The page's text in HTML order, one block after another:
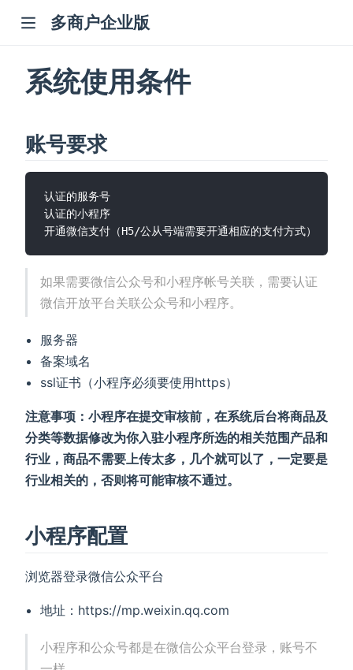
多商户企业版
系统使用条件
账号要求
认证的服务号
认证的小程序
如果需要微信公众号和小程序帐号关联，需要认证
微信开放平台关联公众号和小程序。
服务器
备案域名
ssl证书（小程序必须要使用https）
注意事项：小程序在提交审核前，在系统后台将商品及
分类等数据修改为你入驻小程序所选的相关范围产品和
行业，商品不需要上传太多，几个就可以了，一定要是
行业相关的，否则将可能审核不通过。
小程序配置
浏览器登录微信公众平台
地址：https://mp.weixin.qq.com
小程序和公众号都是在微信公众平台登录，账号不